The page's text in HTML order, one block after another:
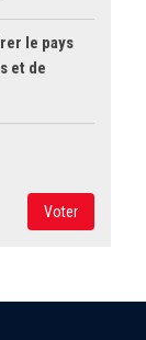
le pays
et de
Voter